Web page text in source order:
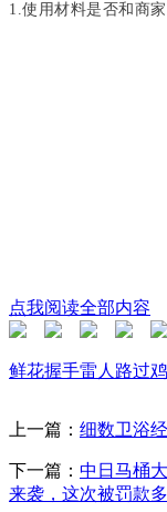
1.使用材料是否和商
点我阅读全部内容
鲜花握手雷人 路过
上一篇： 细数卫浴
下一篇： 中日马桶
来袭，这次被罚款